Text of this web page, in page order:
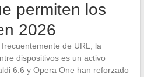
permiten los
2026
de URL, la
dispositivos es un activo
6.6 y Opera One han reforzado